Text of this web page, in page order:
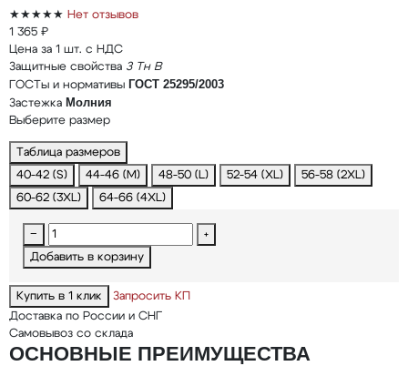
★★★★★ Нет отзывов
1 365 ₽
Цена за 1 шт. с НДС
Защитные свойства З Тн В
ГОСТы и нормативы ГОСТ 25295/2003
Застежка Молния
Выберите размер
Таблица размеров
40-42 (S)
44-46 (M) 48-50 (L) 52-54 (XL)
56-58 (2XL)
60-62 (3XL)
64-66 (4XL)
−
+
Добавить в корзину
Купить в 1 клик
Запросить КП
Доставка по России и СНГ
Самовывоз со склада
ОСНОВНЫЕ ПРЕИМУЩЕСТВА